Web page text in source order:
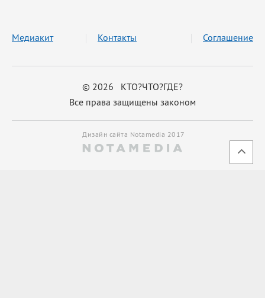
© 2026 КТО?ЧТО?ГДЕ?
Все права защищены законом
Медиакит Контакты Соглашение
Дизайн сайта Notamedia 2017